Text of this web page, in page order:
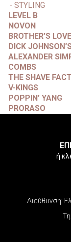
- STYLING
LEVEL B
NOVON
BROTHER’S LOVE
DICK
ALEXANDER
COMBS
THE SHAVE
V-KINGS
POPPIN’ YANG
PRORASO
ή
Διεύθυνση: